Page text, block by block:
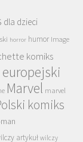
dla dzieci
horror humor Image
komiks
Marvel marvel
komiks
artykuł wilczy